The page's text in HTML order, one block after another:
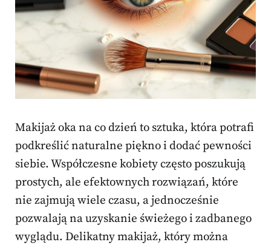
Makijaż oka na co dzień to sztuka, która potrafi
podkreślić naturalne piękno i dodać pewności
siebie. Współczesne kobiety często poszukują
prostych, ale efektownych rozwiązań, które
nie zajmują wiele czasu, a jednocześnie
pozwalają na uzyskanie świeżego i zadbanego
wyglądu. Delikatny makijaż, który można